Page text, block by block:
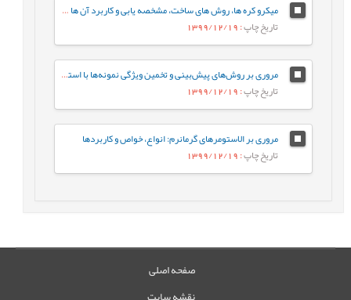
میکرو کره ها، روش های ساخت، مشخصه يابی و کاربرد آن ها در دارورسانی
تاریخ چاپ: 1399/12/19
مروری بر روش‌های پیش‌بینی و تخمین ویژگی نمونه‌ها با استفاده از روش‌های تجزیه‌ای و الگوریتم‌های یادگیری ماشین
تاریخ چاپ: 1399/12/19
مروری بر الاستومرهای گرمانرم: انواع، خواص و کاربردها
تاریخ چاپ: 1399/12/19
صفحه اصلی